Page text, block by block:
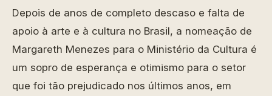
Depois de anos de completo descaso e falta de
apoio à arte e à cultura no Brasil, a nomeação de
Margareth Menezes para o Ministério da Cultura é
um sopro de esperança e otimismo para o setor
que foi tão prejudicado nos últimos anos, em